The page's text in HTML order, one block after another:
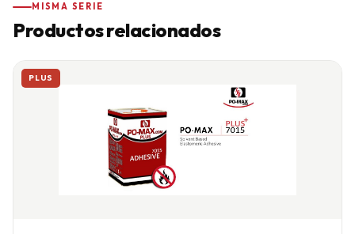
MISMA SERIE
Productos relacionados
PLUS